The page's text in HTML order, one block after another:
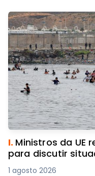
I. Ministros da UE
para discutir
1 agosto 2026